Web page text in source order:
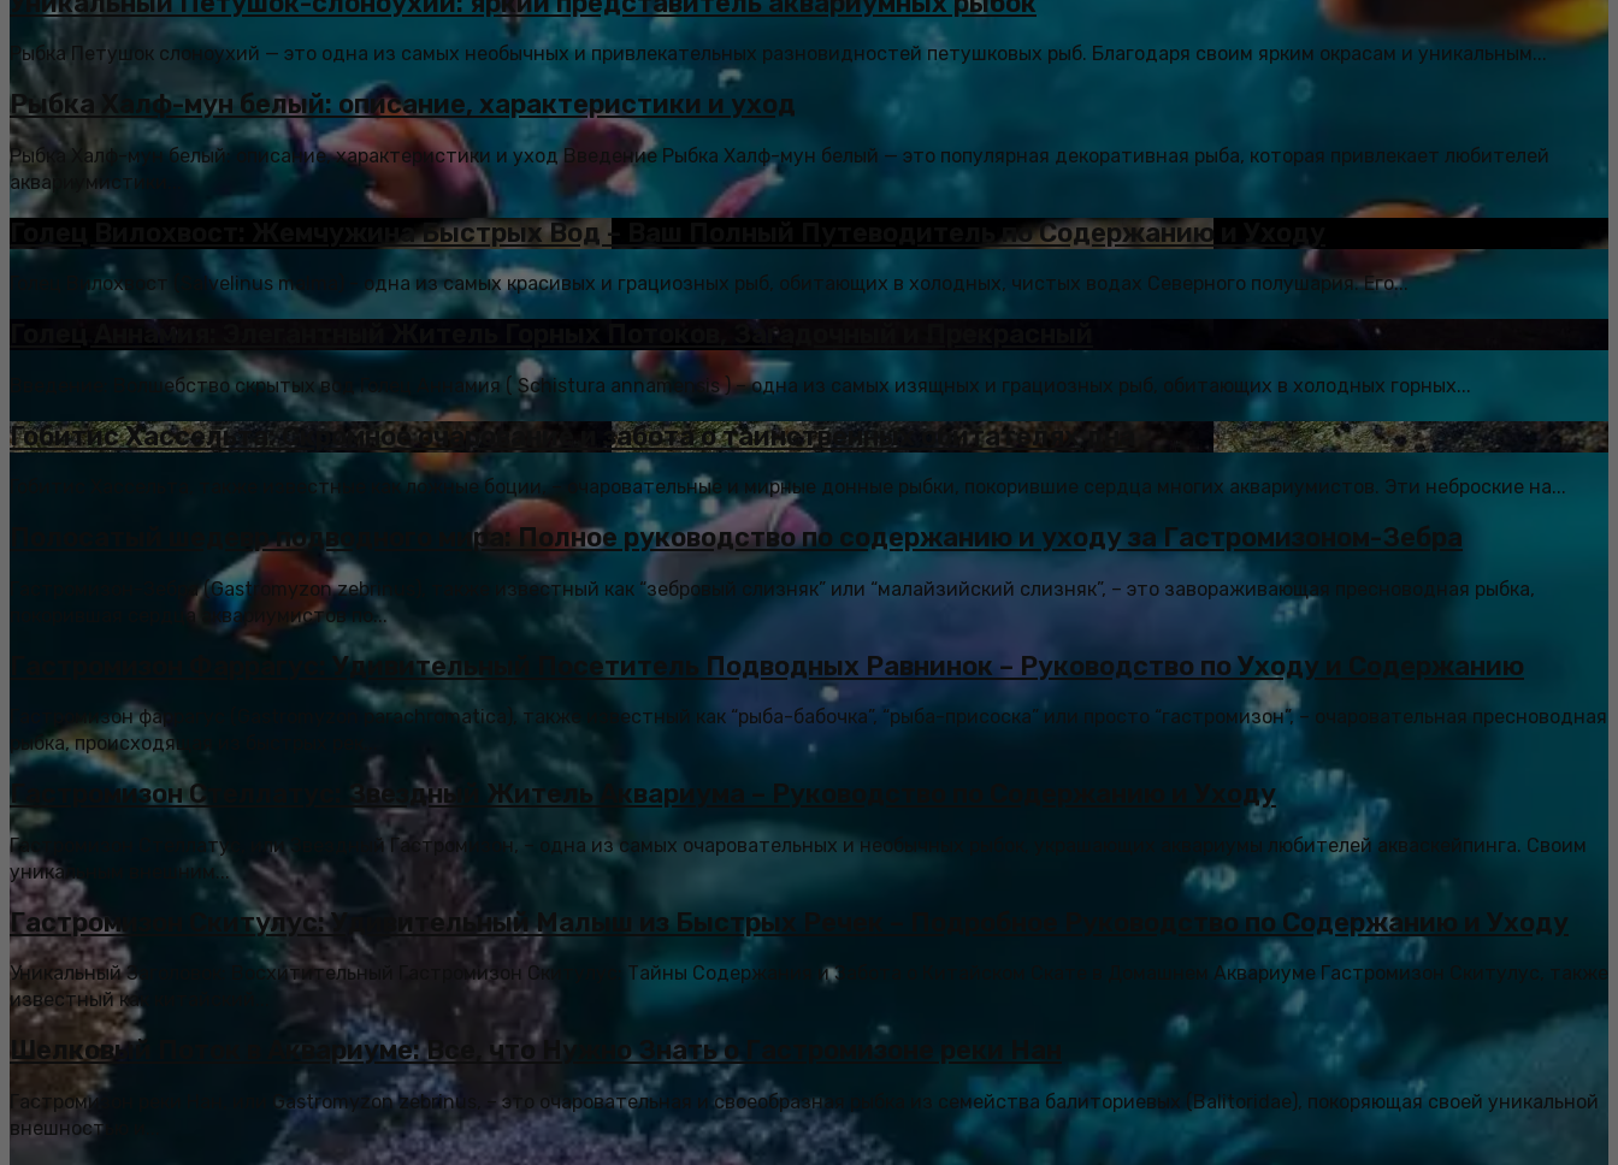
Рыбка Петушок слоноухий — это одна из самых необычных и привлекательных разновидностей петушковых рыб. Благодаря своим ярким окрасам и уникальным...
Рыбка Халф-мун белый: описание, характеристики и уход
Рыбка Халф-мун белый: описание, характеристики и уход Введение Рыбка Халф-мун белый — это популярная декоративная рыба, которая привлекает любителей
аквариумистики...
Голец Вилохвост: Жемчужина Быстрых Вод – Ваш Полный Путеводитель по Содержанию и Уходу
Голец Вилохвост (Salvelinus malma) - одна из самых красивых и грациозных рыб, обитающих в холодных, чистых водах Северного полушария. Его...
Голец Аннамия: Элегантный Житель Горных Потоков, Загадочный и Прекрасный
Введение: Волшебство скрытых вод Голец Аннамия ( Schistura annamensis ) – одна из самых изящных и грациозных рыб, обитающих в холодных горных...
Гобитис Хассельта: Скромное очарование и забота о таинственных обитателях дна
Гобитис Хассельта, также известные как ложные боции, – очаровательные и мирные донные рыбки, покорившие сердца многих аквариумистов. Эти неброские на...
Полосатый шедевр подводного мира: Полное руководство по содержанию и уходу за Гастромизоном-Зебра
Гастромизон-Зебра (Gastromyzon zebrinus), также известный как “зебровый слизняк” или “малайзийский слизняк”, – это завораживающая пресноводная рыбка,
покорившая сердца аквариумистов по...
Гастромизон Фаррагус: Удивительный Посетитель Подводных Равнинок – Руководство по Уходу и Содержанию
Гастромизон фаррагус (Gastromyzon parachromatica), также известный как “рыба-бабочка”, “рыба-присоска” или просто “гастромизон”, – очаровательная пресноводная
рыбка, происходящая из быстрых рек...
Гастромизон Стеллатус: Звездный Житель Аквариума – Руководство по Содержанию и Уходу
Гастромизон Стеллатус, или Звездный Гастромизон, – одна из самых очаровательных и необычных рыбок, украшающих аквариумы любителей акваскейпинга. Своим
уникальным внешним...
Гастромизон Скитулус: Удивительный Малыш из Быстрых Речек – Подробное Руководство по Содержанию и Уходу
Уникальный Заголовок: Восхитительный Гастромизон Скитулус: Тайны Содержания и Забота о Китайском Скате в Домашнем Аквариуме Гастромизон Скитулус, также
известный как китайский...
Шелковый Поток в Аквариуме: Все, что Нужно Знать о Гастромизоне реки Нан
Гастромизон реки Нан, или Gastromyzon zebrinus, – это очаровательная и своеобразная рыбка из семейства балиториевых (Balitoridae), покоряющая своей уникальной
внешностью и...